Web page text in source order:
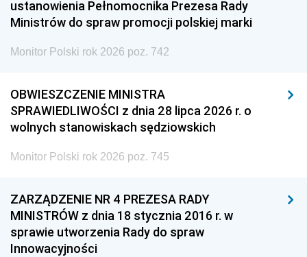
ustanowienia Pełnomocnika Prezesa Rady
Ministrów do spraw promocji polskiej marki
Monitor Polski rok 2026 poz. 742
OBWIESZCZENIE MINISTRA
SPRAWIEDLIWOŚCI z dnia 28 lipca 2026 r. o
wolnych stanowiskach sędziowskich
Monitor Polski rok 2026 poz. 745
ZARZĄDZENIE NR 4 PREZESA RADY
MINISTRÓW z dnia 18 stycznia 2016 r. w
sprawie utworzenia Rady do spraw
Innowacyjności